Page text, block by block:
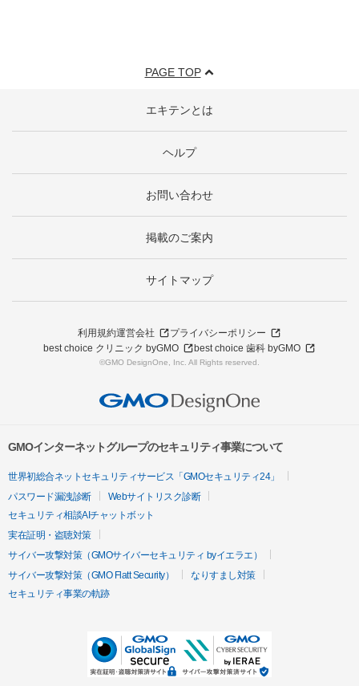
PAGE TOP
エキテンとは
ヘルプ
お問い合わせ
掲載のご案内
サイトマップ
利用規約運営会社
プライバシーポリシー
best choice クリニック byGMO
best choice 歯科 byGMO
©GMO DesignOne, Inc. All Rights reserved.
GMOインターネットグループのセキュリティ事業について
世界初総合ネットセキュリティサービス「GMOセキュリティ24」
パスワード漏洩診断
Webサイトリスク診断
セキュリティ相談AIチャットボット
実在証明・盗聴対策
サイバー攻撃対策（GMOサイバーセキュリティ byイエラエ）
サイバー攻撃対策（GMO Flatt Security）
なりすまし対策
セキュリティ事業の軌跡